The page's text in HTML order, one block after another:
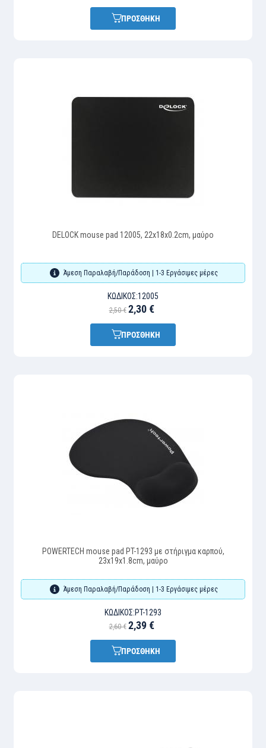
ΠΡΟΣΘΗΚΗ
DELOCK mouse pad 12005, 22x18x0.2cm, μαύρο
Άμεση Παραλαβή/Παράδοση | 1-3 Εργάσιμες μέρες
ΚΩΔΙΚΌΣ:12005
2,50 € 2,30 €
ΠΡΟΣΘΗΚΗ
POWERTECH mouse pad PT-1293 με στήριγμα καρπού,
23x19x1.8cm, μαύρο
Άμεση Παραλαβή/Παράδοση | 1-3 Εργάσιμες μέρες
ΚΩΔΙΚΌΣ:PT-1293
2,60 € 2,39 €
ΠΡΟΣΘΗΚΗ